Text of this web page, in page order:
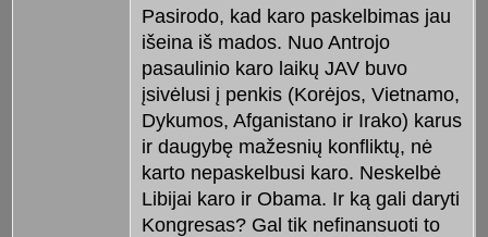
Pasirodo, kad karo paskelbimas jau
išeina iš mados. Nuo Antrojo
pasaulinio karo laikų JAV buvo
įsivėlusi į penkis (Korėjos, Vietnamo,
Dykumos, Afganistano ir Irako) karus
ir daugybę mažesnių konfliktų, nė
karto nepaskelbusi karo. Neskelbė
Libijai karo ir Obama. Ir ką gali daryti
Kongresas? Gal tik nefinansuoti to